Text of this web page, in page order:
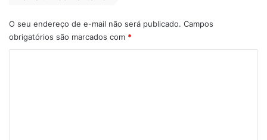
O seu endereço de e-mail não será publicado. Campos
obrigatórios são marcados com *